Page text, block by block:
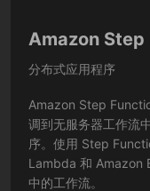
Amazon Step
分布式应用程序
Amazon Step
调到无服务器工作流
序。使用 Step
Lambda 和 Amazon
中的工作流。